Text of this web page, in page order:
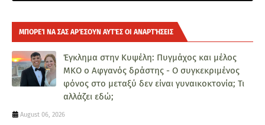
ΜΠΟΡΕΊ ΝΑ ΣΑΣ ΑΡΈΣΟΥΝ ΑΥΤΈΣ ΟΙ ΑΝΑΡΤΉΣΕΙΣ
Έγκλημα στην Κυψέλη: Πυγμάχος και μέλος
ΜΚΟ ο Αφγανός δράστης - Ο συγκεκριμένος
φόνος στο μεταξύ δεν είναι γυναικοκτονία; Τι
αλλάζει εδώ;
August 06, 2026